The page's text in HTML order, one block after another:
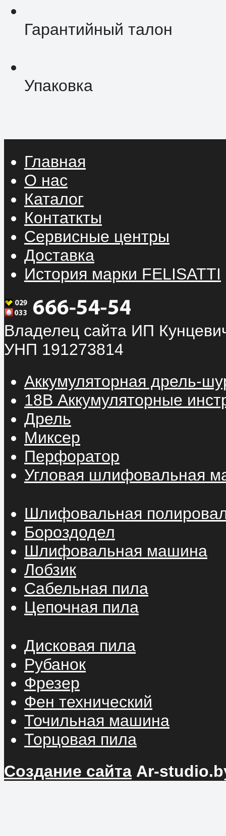
Гарантийный талон
Упаковка
Главная
О нас
Каталог
Контаткты
Сервисные центры
Доставка
История марки FELISATTI
Владелец сайта ИП
УНП 191273814
Аккумуляторная дрель-
18В Аккумуляторные
Дрель
Миксер
Перфоратор
Угловая шлифовальная
Шлифовальная
Бороздодел
Шлифовальная машина
Лобзик
Сабельная пила
Цепочная пила
Дисковая пила
Рубанок
Фрезер
Фен технический
Точильная машина
Торцовая пила
Создание сайта Ar-